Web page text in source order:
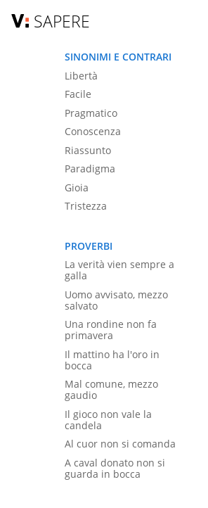
SAPERE
SINONIMI E CONTRARI
Libertà
Facile
Pragmatico
Conoscenza
Riassunto
Paradigma
Gioia
Tristezza
PROVERBI
La verità vien sempre a
galla
Uomo avvisato, mezzo
salvato
Una rondine non fa
primavera
Il mattino ha l'oro in
bocca
Mal comune, mezzo
gaudio
Il gioco non vale la
candela
Al cuor non si comanda
A caval donato non si
guarda in bocca